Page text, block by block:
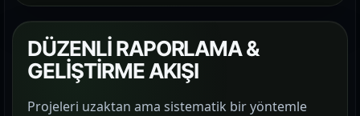
DÜZENLİ RAPORLAMA &
GELİŞTİRME AKIŞI
Projeleri uzaktan ama sistematik bir yöntemle